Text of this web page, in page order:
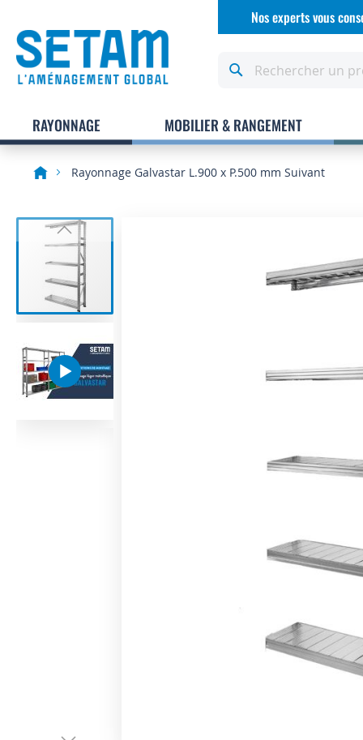
AllezNos experts vous
RAYONNAGE MOBILIER & RANGEMENT
Rayonnage Galvastar L.900 x P.500 mm Suivant
Skip
to